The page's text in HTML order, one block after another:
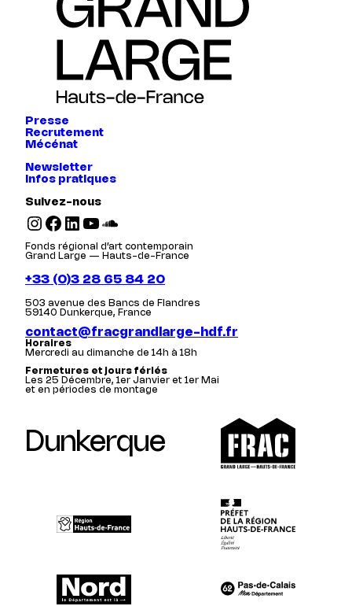
Presse
Recrutement
Mécénat
Newsletter
Infos pratiques
Suivez-nous
Instagram Facebook LinkedIn YouTube SoundCloud
Fonds régional d’art contemporain
Grand Large — Hauts-de-France
+33 (0)3 28 65 84 20
503 avenue des Bancs de Flandres
59140 Dunkerque, France
contact@fracgrandlarge-hdf.fr
Horaires
Mercredi au dimanche de 14h à 18h
Fermetures et jours fériés
Les 25 Décembre, 1er Janvier et 1er Mai
et en périodes de montage
Dunkerque